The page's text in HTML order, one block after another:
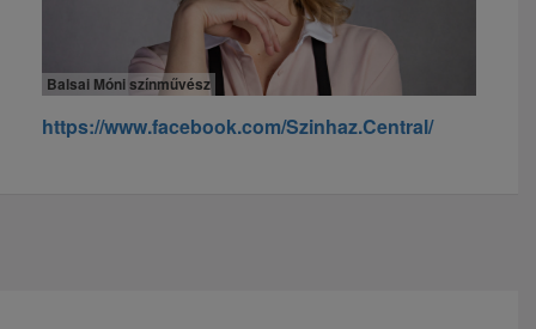
Balsai Móni színművész
https://www.facebook.com/Szinhaz.Central/